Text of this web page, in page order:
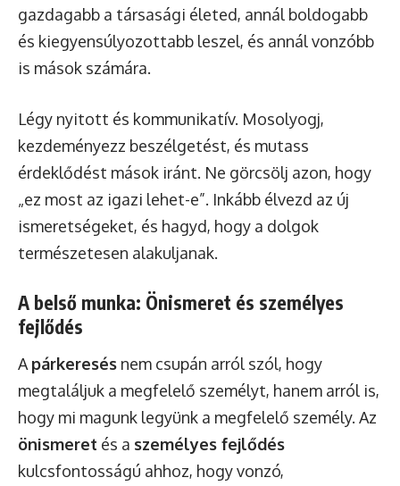
gazdagabb a társasági életed, annál boldogabb
és kiegyensúlyozottabb leszel, és annál vonzóbb
is mások számára.
Légy nyitott és kommunikatív. Mosolyogj,
kezdeményezz beszélgetést, és mutass
érdeklődést mások iránt. Ne görcsölj azon, hogy
„ez most az igazi lehet-e”. Inkább élvezd az új
ismeretségeket, és hagyd, hogy a dolgok
természetesen alakuljanak.
A belső munka: Önismeret és személyes
fejlődés
A párkeresés nem csupán arról szól, hogy
megtaláljuk a megfelelő személyt, hanem arról is,
hogy mi magunk legyünk a megfelelő személy. Az
önismeret és a személyes fejlődés
kulcsfontosságú ahhoz, hogy vonzó,